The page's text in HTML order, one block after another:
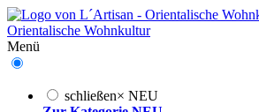
Orientalische Wohnkultur
Menü
schließen× NEU